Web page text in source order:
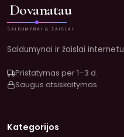
Dovanatau
SALDUMYNAI & ŽAISLAI
Saldumynai ir žaislai internetu
Pristatymas per 1–3 d.
Saugus atsiskaitymas
Kategorijos